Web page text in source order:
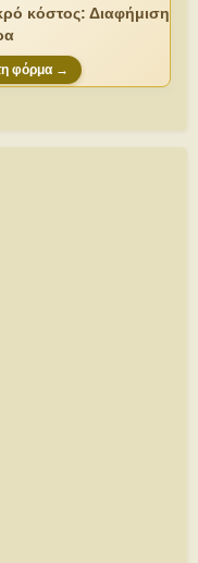
κόστος: Διαφήμιση
φόρμα →